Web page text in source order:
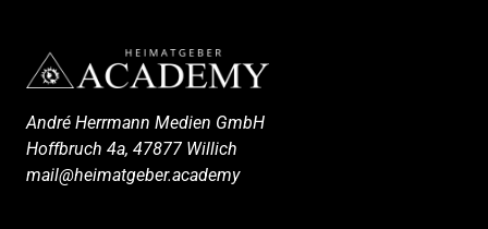
André Herrmann Medien GmbH
Hoffbruch 4a, 47877 Willich
mail@heimatgeber.academy